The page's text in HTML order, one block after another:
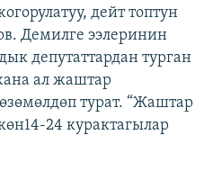
дейт топтун
Демилге ээлеринин
депутаттардан турган
ал жаштар
турат. “Жаштар
24 курактагылар